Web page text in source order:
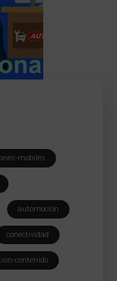
mobiles
automoción
conectividad
contenido